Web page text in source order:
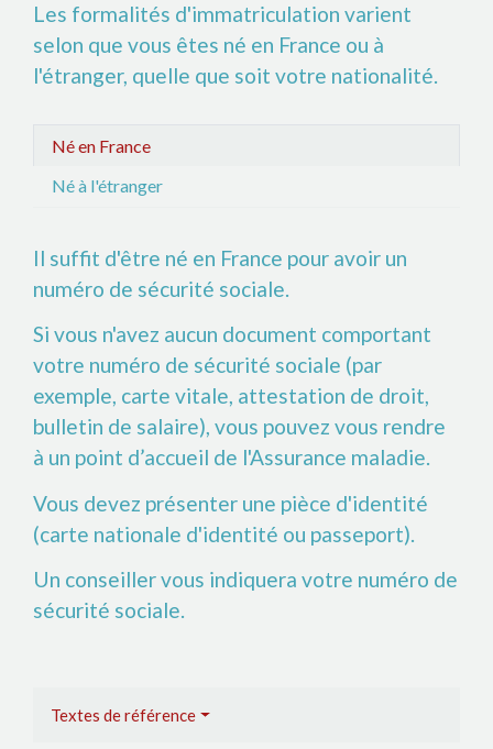
Les formalités d'immatriculation varient
selon que vous êtes né en France ou à
l'étranger, quelle que soit votre nationalité.
Né en France
Né à l'étranger
Il suffit d'être né en France pour avoir un
numéro de sécurité sociale.
Si vous n'avez aucun document comportant
votre numéro de sécurité sociale (par
exemple, carte vitale, attestation de droit,
bulletin de salaire), vous pouvez vous rendre
à un point d’accueil de l'Assurance maladie.
Vous devez présenter une pièce d'identité
(carte nationale d'identité ou passeport).
Un conseiller vous indiquera votre numéro de
sécurité sociale.
Textes de référence